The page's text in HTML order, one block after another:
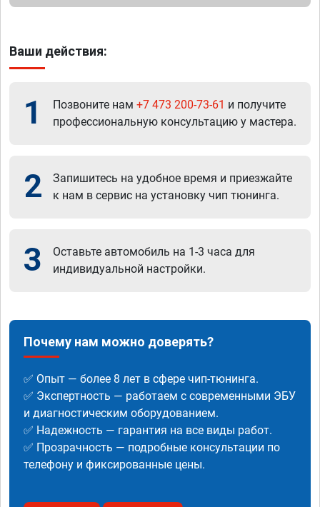
Ваши действия:
1 Позвоните нам +7 473 200-73-61 и получите
профессиональную консультацию у мастера.
2
Запишитесь на удобное время и приезжайте
к нам в сервис на установку чип тюнинга.
3
Оставьте автомобиль на 1-3 часа для
индивидуальной настройки.
Почему нам можно доверять?
✅ Опыт — более 8 лет в сфере чип-тюнинга.
✅ Экспертность — работаем с современными ЭБУ
и диагностическим оборудованием.
✅ Надежность — гарантия на все виды работ.
✅ Прозрачность — подробные консультации по
телефону и фиксированные цены.